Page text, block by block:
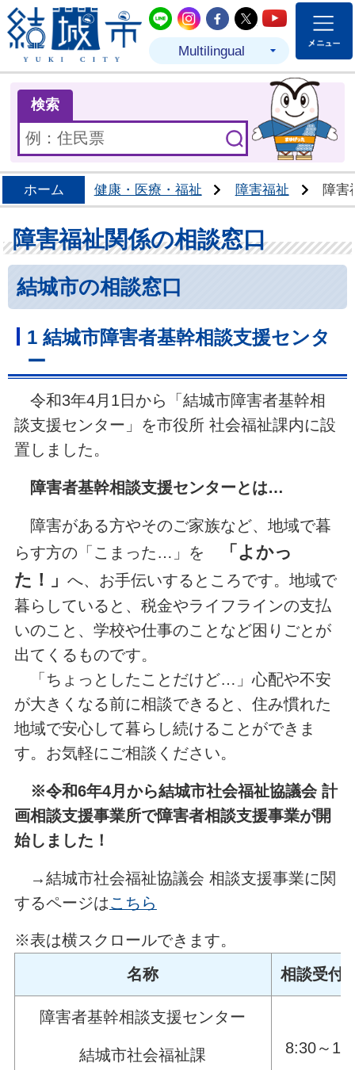
結城市公式LINE
結城市公式Instagram
結城市公式
結城市公式
結城市
Multilingual
検索
ホーム 健康・医療・福祉 障害福祉 障害
障害福祉関係の相談窓口
結城市の相談窓口
1 結城市障害者基幹相談支援センタ
ー
令和3年4月1日から「結城市障害者基幹相
談支援センター」を市役所 社会福祉課内に設
置しました。
障害者基幹相談支援センターとは…
障害がある方やそのご家族など、地域で暮
らす方の「こまった…」を
「よかっ
た！」 へ、お手伝いするところです。地域で
暮らしていると、税金やライフラインの支払
いのこと、学校や仕事のことなど困りごとが
出てくるものです。
「ちょっとしたことだけど…」心配や不安
が大きくなる前に相談できると、住み慣れた
地域で安心して暮らし続けることができま
す。お気軽にご相談ください。
※令和6年4月から結城市社会福祉協議会 計
画相談支援事業所で障害者相談支援事業が開
始しました！
→結城市社会福祉協議会 相談支援事業に関
するページはこちら
※表は横スクロールできます。
名称
相談受付
障害者基幹相談支援センター
結城市社会福祉課
8:30～